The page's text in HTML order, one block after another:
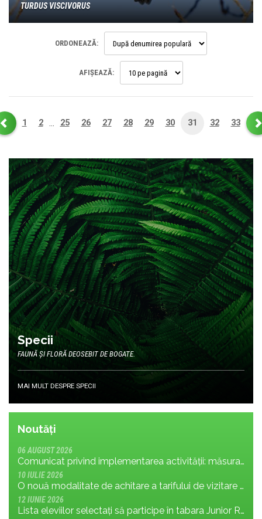
TURDUS VISCIVORUS
ORDONEAZĂ:
AFIȘEAZĂ:
1 2 … 25 26 27 28 29 30 31 32 33
Specii
FAUNĂ ȘI FLORĂ DEOSEBIT DE BOGATE.
MAI MULT DESPRE SPECII
Noutăți
06 AUGUST 2026
Comunicat privind implementarea activității: măsura MR.8.1.4 din planul de management; cu privire la tronsonul de drum cuprins între Baraj Gura Apelor și Cabana Rotunda
10 IULIE 2026
O nouă modalitate de achitare a tarifului de vizitare în Parcul Național Retezat
12 IUNIE 2026
Lista eleviilor selectați să participe în tabara Junior Ranger 2026